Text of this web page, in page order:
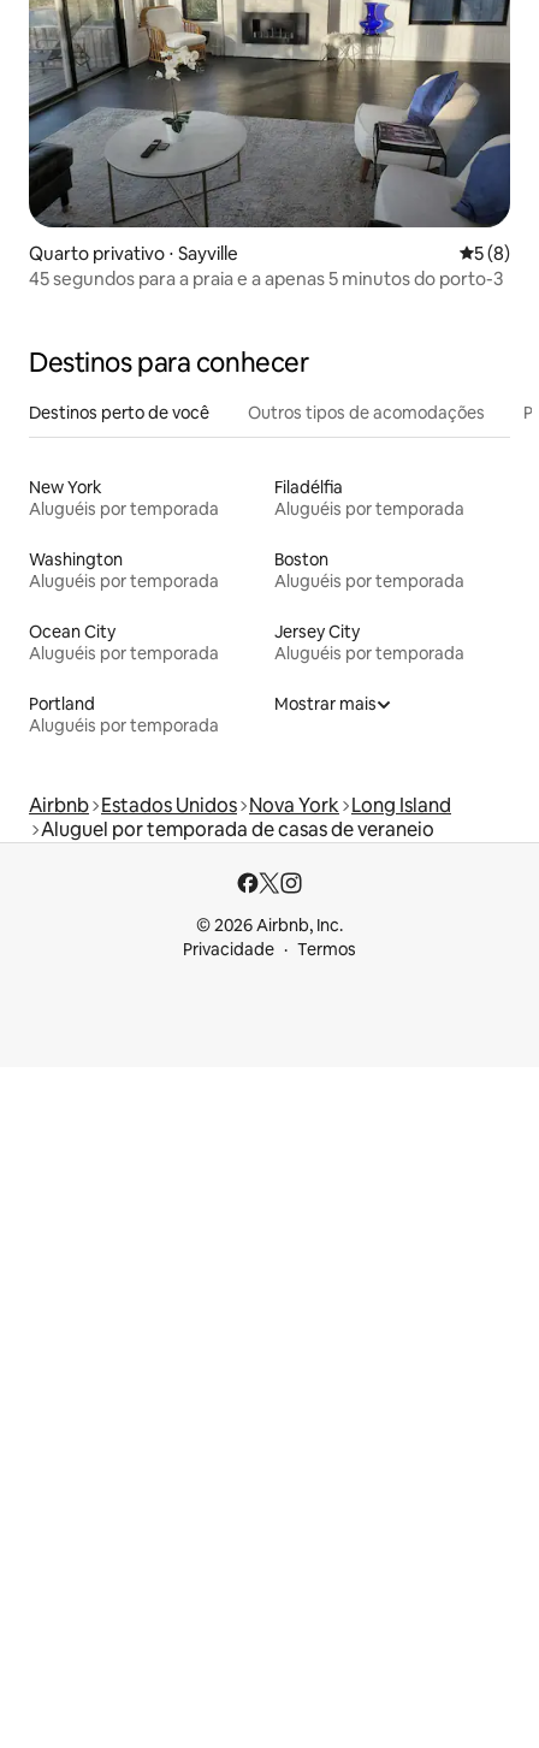
Quarto privativo ⋅ Sayville 5 de
5 (8)
45 segundos para a praia e a apenas 5 minutos do porto-3
Destinos para conhecer
Destinos perto de você Outros tipos de acomodações
New York
Aluguéis por temporada
Filadélfia
Aluguéis por temporada
Washington
Aluguéis por temporada
Boston
Aluguéis por temporada
Ocean City
Aluguéis por temporada
Jersey City
Aluguéis por temporada
Portland
Aluguéis por temporada
Mostrar mais
Airbnb Estados Unidos Nova York Long Island
Aluguel por temporada de casas de veraneio
© 2026 Airbnb, Inc.
Privacidade
Termos